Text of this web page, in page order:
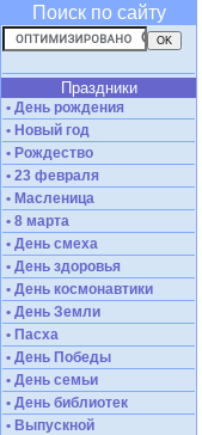
Поиск по сайту
Праздники
• День рождения
• Новый год
• Рождество
• 23 февраля
• Масленица
• 8 марта
• День смеха
• День здоровья
• День космонавтики
• День Земли
• Пасха
• День Победы
• День семьи
• День библиотек
• Выпускной